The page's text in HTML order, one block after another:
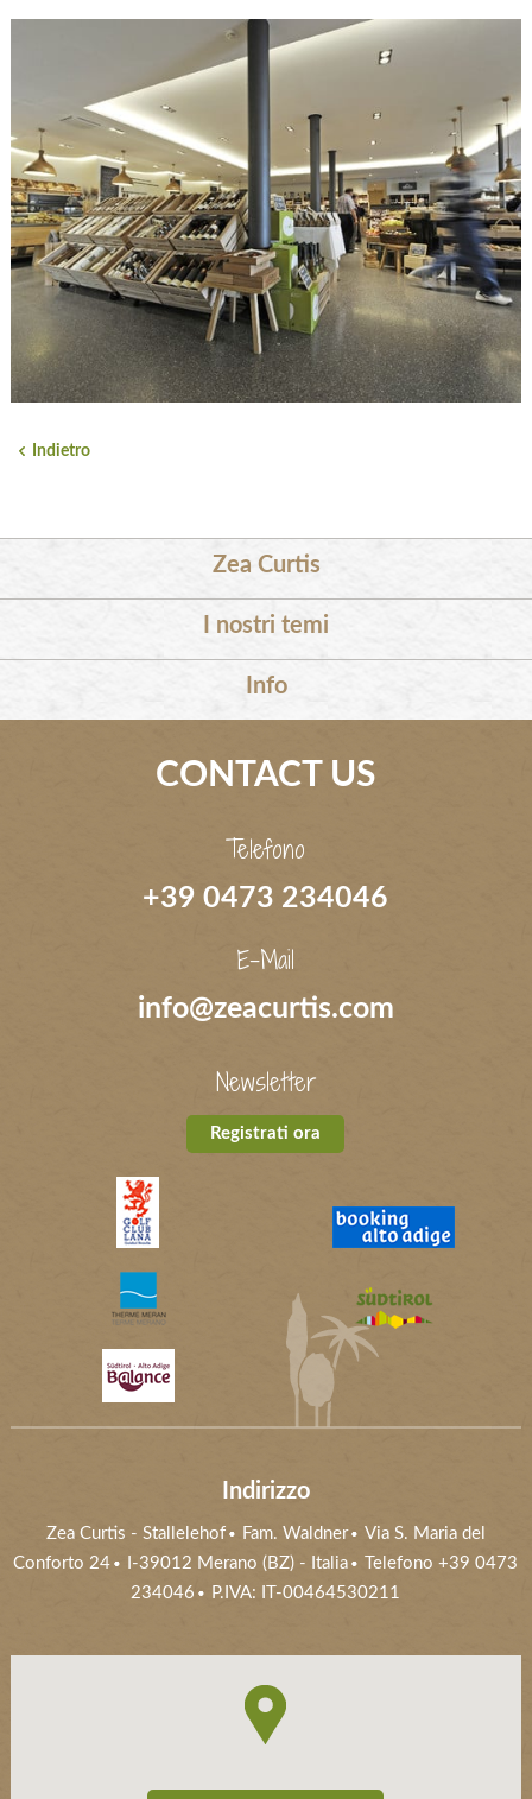
Indietro
Zea Curtis
I nostri temi
Info
CONTACT US
Telefono
+39 0473 234046
E-Mail
info@zeacurtis.com
Newsletter
Registrati ora
Indirizzo
Zea Curtis - Stallelehof Fam. Waldner
Via S. Maria del
Conforto 24
I-39012 Merano (BZ) - Italia
Telefono +39 0473
234046
P.IVA: IT-00464530211